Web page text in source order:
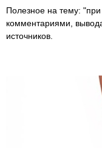
Полезное на тему: "при
комментариями,
источников.